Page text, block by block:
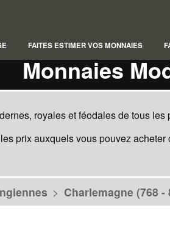
FAITES ESTIMER VOS MONNAIES
Monnaies
royales et féodales de tous les
prix auxquels vous pouvez
> Charlemagne (768 -